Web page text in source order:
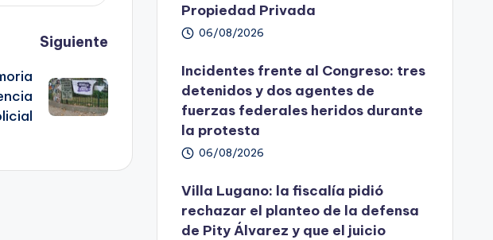
Siguiente
Propiedad Privada
06/08/2026
Incidentes frente al Congreso: tres
detenidos y dos agentes de
fuerzas federales heridos durante
la protesta
06/08/2026
Villa Lugano: la fiscalía pidió
rechazar el planteo de la defensa
de Pity Álvarez y que el juicio